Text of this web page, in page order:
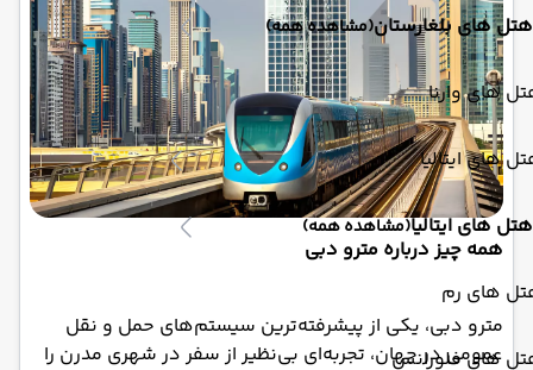
هتل های بلغارستان(مشاهده همه)
های وارنا
های ایتالیا
هتل های ایتالیا(مشاهده همه)
های رم
های فلورانس
همه چیز درباره مترو دبی
مترو دبی، یکی از پیشرفته‌ترین سیستم‌های حمل و نقل
عمومی در جهان، تجربه‌ای بی‌نظیر از سفر در شهری مدرن را